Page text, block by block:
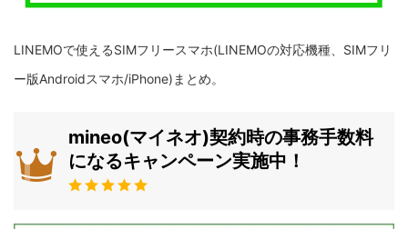
LINEMOで使えるSIMフリースマホ(LINEMOの対応機種、SIMフリ
ー版Androidスマホ/iPhone)まとめ。
mineo(マイネオ)契約時の事務手数料
になるキャンペーン実施中！